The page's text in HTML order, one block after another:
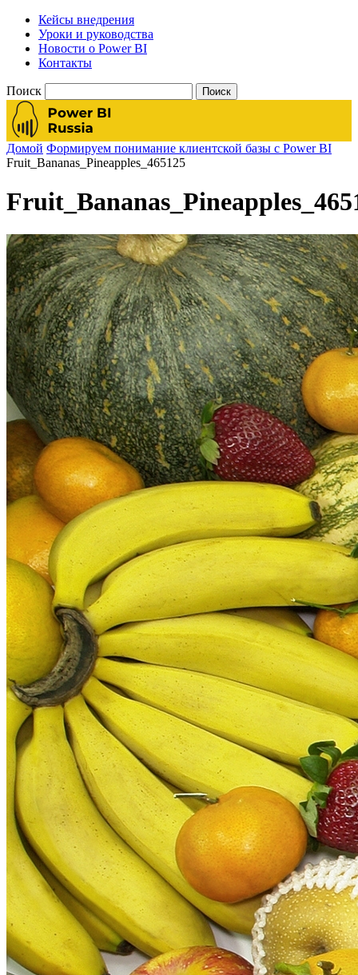
Кейсы внедрения
Уроки и руководства
Новости о Power BI
Контакты
Поиск
Домой Формируем понимание клиентской базы с Power BI
Fruit_Bananas_Pineapples_465125